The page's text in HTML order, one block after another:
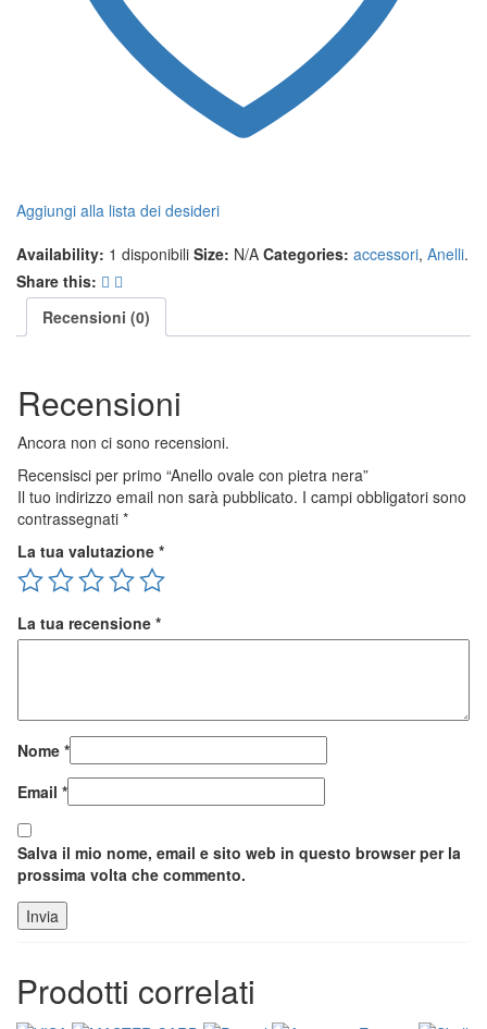
Aggiungi alla lista dei desideri
Availability: 1 disponibili Size: N/A Categories: accessori, Anelli.
Share this:
Recensioni (0)
Recensioni
Ancora non ci sono recensioni.
Recensisci per primo “Anello ovale con pietra nera”
Il tuo indirizzo email non sarà pubblicato. I campi obbligatori sono
contrassegnati *
La tua valutazione *
La tua recensione *
Nome *
Email *
Salva il mio nome, email e sito web in questo browser per la
prossima volta che commento.
Prodotti correlati